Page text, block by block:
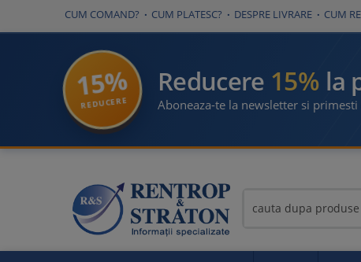
CUM COMAND? CUM PLATESC? DESPRE LIVRARE CUM
15%
REDUCERE
Reducere 15% la
Aboneaza-te la newsletter si